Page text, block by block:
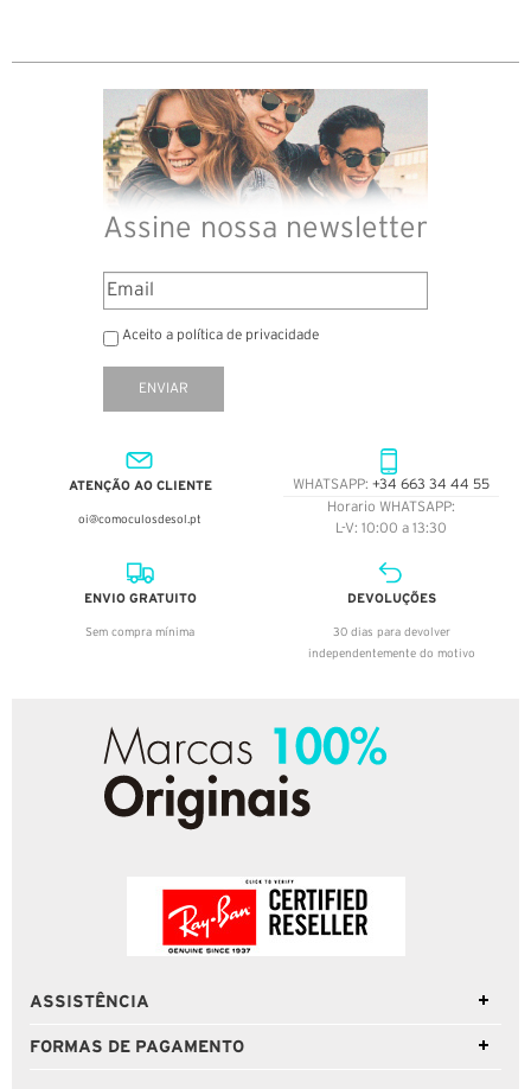
Assine nossa newsletter
Aceito a política de privacidade
ENVIAR
ATENÇÃO AO CLIENTE
oi@comoculosdesol.pt
WHATSAPP: +34 663 34 44 55
Horario WHATSAPP:
L-V: 10:00 a 13:30
ENVIO GRATUITO
Sem compra mínima
DEVOLUÇÕES
30 dias para devolver
independentemente do motivo
ASSISTÊNCIA
FORMAS DE PAGAMENTO